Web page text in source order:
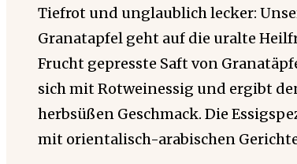
Tiefrot und unglaublich lecker:
Granatapfel geht auf die uralte
Frucht gepresste Saft von
sich mit Rotweinessig und ergibt
herbsüßen Geschmack. Die
mit orientalisch-arabischen